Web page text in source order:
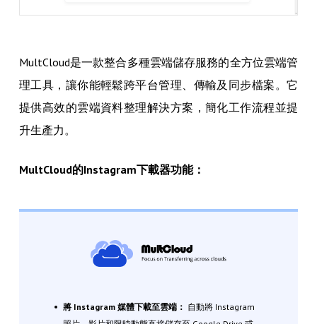
MultCloud是一款整合多種雲端儲存服務的全方位雲端管
理工具，讓你能輕鬆跨平台管理、傳輸及同步檔案。它
提供高效的雲端資料整理解決方案，簡化工作流程並提
升生產力。
MultCloud的Instagram下載器功能：
將 Instagram 媒體下載至雲端： 自動將 Instagram